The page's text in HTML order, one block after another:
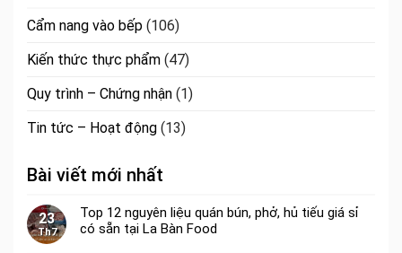
Cẩm nang vào bếp (106)
Kiến thức thực phẩm (47)
Quy trình – Chứng nhận (1)
Tin tức – Hoạt động (13)
Bài viết mới nhất
23
Th7
Top 12 nguyên liệu quán bún, phở, hủ tiếu giá sỉ
có sẵn tại La Bàn Food